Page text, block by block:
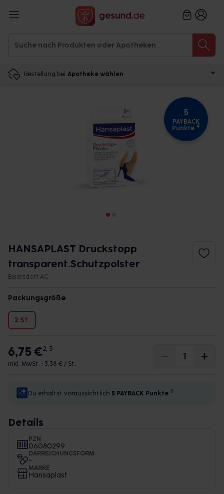
Bestellung bei Apotheke wählen
5
PAYBACK
Punkte 4
HANSAPLAST Druckstopp
transparent.Schutzpolster
Beiersdorf AG
Packungsgröße
2 St.
6,75 €2, 3
inkl. MwSt. • 3,38 € / St.
Du erhältst voraussichtlich 5 PAYBACK Punkte 4
Details
PZN
06080299
DARREICHUNGSFORM
-
MARKE
Hansaplast